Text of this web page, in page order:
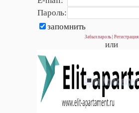
Пароль:
запомнить
Забыл пароль Регистрация
или